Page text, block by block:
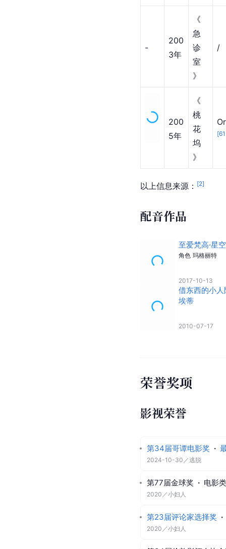
-
200
3年
《
急
诊
室
》
/
200
5年
《
桃
花
坞
》
[61
以上信息来源： [2]
配音作品
至爱梵高·星
角色 玛格丽特
2017-10-13
借东西的小人
埃蒂
2010-07-17
荣誉奖项
影视荣誉
第34届哥谭电影奖 ·
2024-10-30 ／逃脱
第77届金球奖 · 电影
2020 ／小妇人
第23届评论家选择奖 ·
2020 ／小妇人